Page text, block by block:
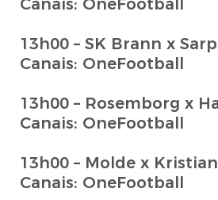
Canais: OneFootball
13h00 – SK Brann x
Canais: OneFootball
13h00 – Rosemborg x
Canais: OneFootball
13h00 – Molde x
Canais: OneFootball